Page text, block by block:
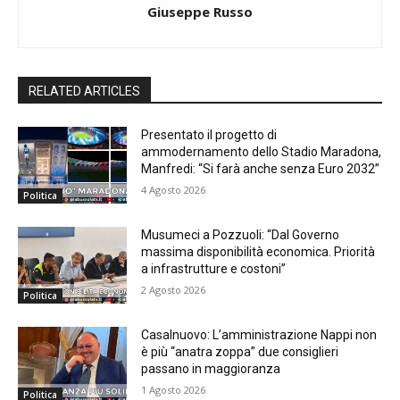
Giuseppe Russo
RELATED ARTICLES
Politica
Presentato il progetto di
ammodernamento dello Stadio Maradona,
Manfredi: “Si farà anche senza Euro 2032”
4 Agosto 2026
Politica
Musumeci a Pozzuoli: “Dal Governo
massima disponibilità economica. Priorità
a infrastrutture e costoni”
2 Agosto 2026
Politica
Casalnuovo: L’amministrazione Nappi non
è più “anatra zoppa” due consiglieri
passano in maggioranza
1 Agosto 2026